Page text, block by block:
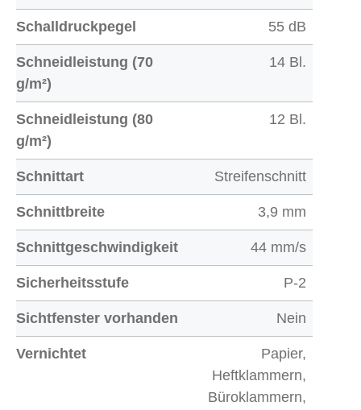
Schalldruckpegel 55 dB
Schneidleistung (70
g/m²)
14 Bl.
Schneidleistung (80
g/m²)
12 Bl.
Schnittart Streifenschnitt
Schnittbreite 3,9 mm
Schnittgeschwindigkeit 44 mm/s
Sicherheitsstufe P-2
Sichtfenster vorhanden Nein
Vernichtet
Papier,
Heftklammern,
Büroklammern,